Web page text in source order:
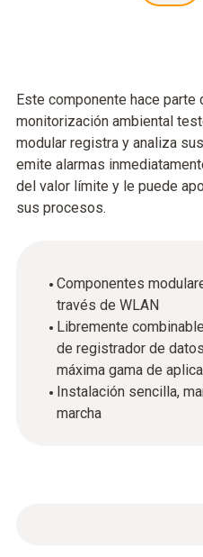
Este componente hace parte
monitorización ambiental
modular registra y analiza
emite alarmas
del valor límite y le puede
sus procesos.
Componentes
través de WLAN
Libremente
de registrador de
máxima gama de
Instalación sencilla,
marcha